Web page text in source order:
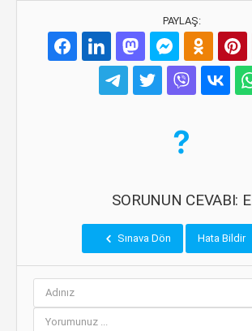
PAYLAŞ:
SORUNUN CEVABI: E
Sınava Dön Hata Bildir